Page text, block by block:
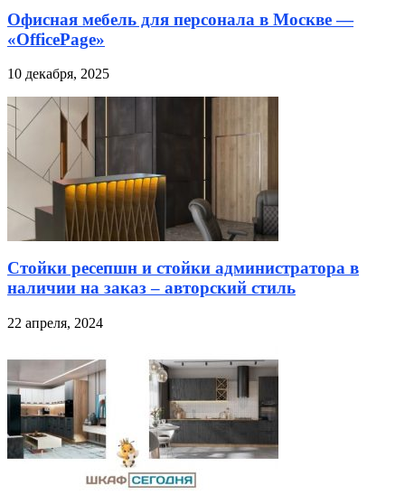
Офисная мебель для персонала в Москве —
«OfficePage»
10 декабря, 2025
Стойки ресепшн и стойки администратора в
наличии на заказ – авторский стиль
22 апреля, 2024